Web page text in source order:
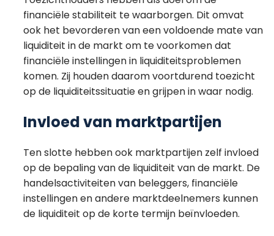
financiële stabiliteit te waarborgen. Dit omvat
ook het bevorderen van een voldoende mate van
liquiditeit in de markt om te voorkomen dat
financiële instellingen in liquiditeitsproblemen
komen. Zij houden daarom voortdurend toezicht
op de liquiditeitssituatie en grijpen in waar nodig.
Invloed van marktpartijen
Ten slotte hebben ook marktpartijen zelf invloed
op de bepaling van de liquiditeit van de markt. De
handelsactiviteiten van beleggers, financiële
instellingen en andere marktdeelnemers kunnen
de liquiditeit op de korte termijn beïnvloeden.